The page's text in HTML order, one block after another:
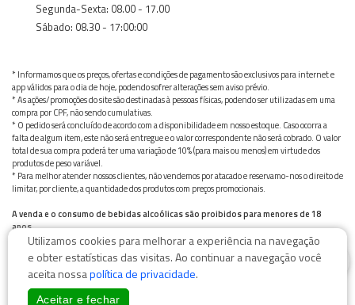
Segunda-Sexta: 08.00 - 17.00
Sábado: 08.30 - 17:00:00
* Informamos que os preços, ofertas e condições de pagamento são exclusivos para internet e
app válidos para o dia de hoje, podendo sofrer alterações sem aviso prévio.
* As ações/promoções do site são destinadas à pessoas físicas, podendo ser utilizadas em uma
compra por CPF, não sendo cumulativas.
* O pedido será concluído de acordo com a disponibilidade em nosso estoque. Caso ocorra a
falta de algum item, este não será entregue e o valor correspondente não será cobrado. O valor
total de sua compra poderá ter uma variação de 10% (para mais ou menos) em virtude dos
produtos de peso variável.
* Para melhor atender nossos clientes, não vendemos por atacado e reservamo-nos o direito de
limitar, por cliente, a quantidade dos produtos com preços promocionais.
A venda e o consumo de bebidas alcoólicas são proibidos para menores de 18
anos.
Bebida alcoólica pode causar dependência química e, em excesso, provoca graves males à saúde.
Beba com moderação
Utilizamos cookies para melhorar a experiência na navegação
e obter estatísticas das visitas. Ao continuar a navegação você
aceita nossapolítica de privacidade.
Aceitar e fechar